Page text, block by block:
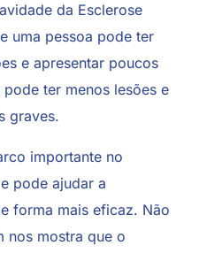
da Esclerose
uma pessoa pode ter
e apresentar poucos
ter menos lesões e
graves.
importante no
pode ajudar a
forma mais eficaz. Não
nos mostra que o